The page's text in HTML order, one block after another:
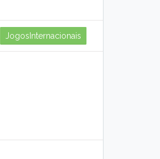
JogosInternacionais